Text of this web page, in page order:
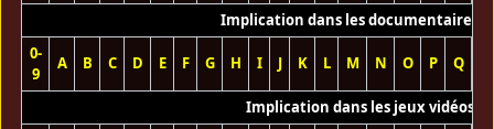
Implication dans les documentaires
0-
9
A B C D E F G H I J K L M N O P Q
Implication dans les jeux vidéos